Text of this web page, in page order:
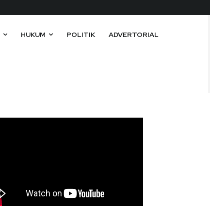
HUKUM POLITIK ADVERTORIAL